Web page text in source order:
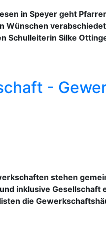
in Speyer geht
Wünschen
Schulleiterin Silke
-
stehen
inklusive Gesellschaft
die